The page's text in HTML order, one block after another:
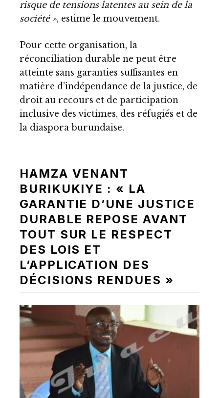
risque de tensions latentes au sein de la
société », estime le mouvement.
Pour cette organisation, la
réconciliation durable ne peut être
atteinte sans garanties suffisantes en
matière d’indépendance de la justice, de
droit au recours et de participation
inclusive des victimes, des réfugiés et de
la diaspora burundaise.
HAMZA VENANT
BURIKUKIYE : « LA
GARANTIE D’UNE JUSTICE
DURABLE REPOSE AVANT
TOUT SUR LE RESPECT
DES LOIS ET
L’APPLICATION DES
DÉCISIONS RENDUES »